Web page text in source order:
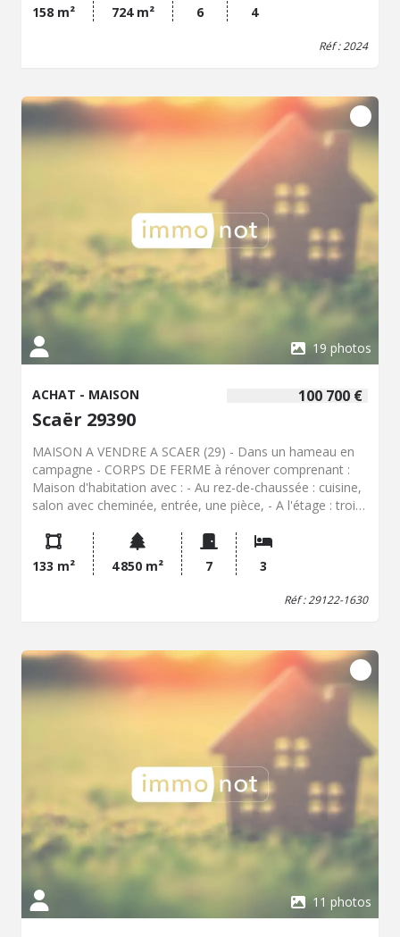
158 m²
724 m² 6 4
Réf : 2024
19 photos
100 700 €
ACHAT - MAISON
Scaër 29390
MAISON A VENDRE A SCAER (29) - Dans un hameau en
campagne - CORPS DE FERME à rénover comprenant :
Maison d'habitation avec : - Au rez-de-chaussée : cuisine,
salon avec cheminée, entrée, une pièce, - A l'étage : trois
dessus, Hangar agricole, Dépendances en pierre, Cour et
jardin. Surface totale à délimiter par géomètre.
133 m² 4 850 m² 7 3
Réf : 29122-1630
11 photos